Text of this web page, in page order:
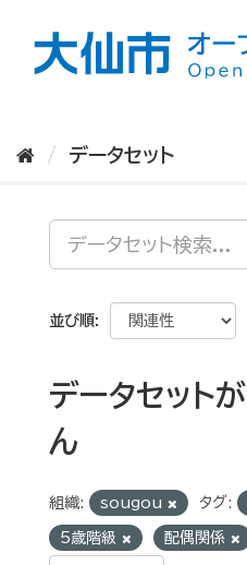
データセット
並び順
データセット
ん
組織: sougou タグ:
5歳階級 配偶関係